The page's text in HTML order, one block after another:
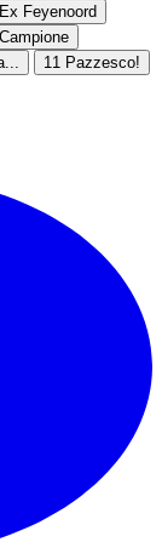
Ex Feyenoord
Campione
11 Pazzesco!